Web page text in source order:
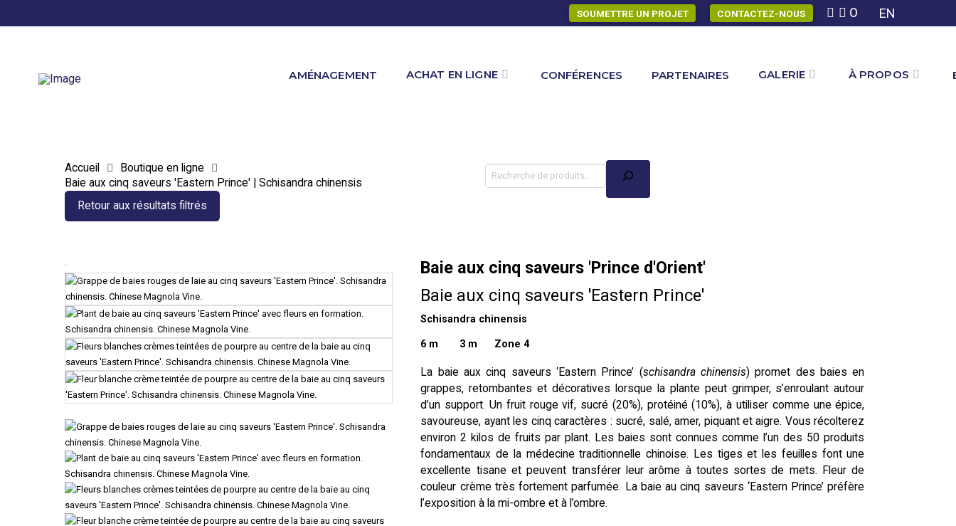
SOUMETTRE UN PROJET CONTACTEZ-NOUS 0 EN
AMÉNAGEMENT ACHAT EN LIGNE CONFÉRENCES PARTENAIRES GALERIE À PROPOS
Accueil
Boutique en ligne
Baie aux cinq saveurs 'Eastern Prince' | Schisandra chinensis
Retour aux résultats filtrés
Baie aux cinq saveurs 'Prince d'Orient'
Baie aux cinq saveurs 'Eastern Prince'
Schisandra chinensis
6 m 3 m Zone 4
La baie aux cinq saveurs ‘Eastern Prince’ (schisandra chinensis) promet des baies en
grappes, retombantes et décoratives lorsque la plante peut grimper, s’enroulant autour
d’un support. Un fruit rouge vif, sucré (20%), protéiné (10%), à utiliser comme une épice,
savoureuse, ayant les cinq caractères : sucré, salé, amer, piquant et aigre. Vous récolterez
environ 2 kilos de fruits par plant. Les baies sont connues comme l’un des 50 produits
fondamentaux de la médecine traditionnelle chinoise. Les tiges et les feuilles font une
excellente tisane et peuvent transférer leur arôme à toutes sortes de mets. Fleur de
couleur crème très fortement parfumée. La baie au cinq saveurs ‘Eastern Prince’ préfère
l’exposition à la mi-ombre et à l’ombre.